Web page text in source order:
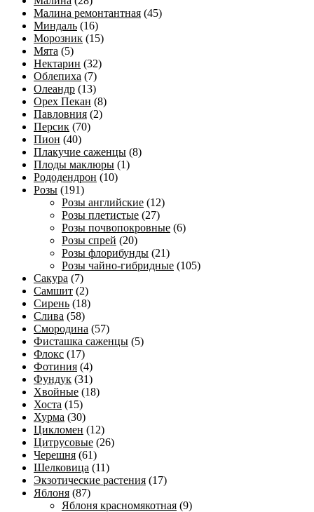
Малина ремонтантная (45)
Миндаль (16)
Морозник (15)
Мята (5)
Нектарин (32)
Облепиха (7)
Олеандр (13)
Орех Пекан (8)
Павловния (2)
Персик (70)
Пион (40)
Плакучие саженцы (8)
Плоды маклюры (1)
Рододендрон (10)
Розы (191)
Розы английские (12)
Розы плетистые (27)
Розы почвопокровные (6)
Розы спрей (20)
Розы флорибунды (21)
Розы чайно-гибридные (105)
Сакура (7)
Самшит (2)
Сирень (18)
Слива (58)
Смородина (57)
Фисташка саженцы (5)
Флокс (17)
Фотиния (4)
Фундук (31)
Хвойные (18)
Хоста (15)
Хурма (30)
Цикломен (12)
Цитрусовые (26)
Черешня (61)
Шелковица (11)
Экзотические растения (17)
Яблоня (87)
Яблоня красномякотная (9)